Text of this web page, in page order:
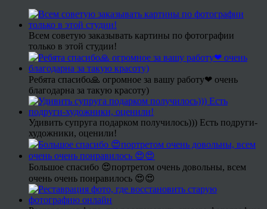
Всем советую заказывать картины по фотографии
только в этой студии!
Ребята спасибо🙏 огромное за вашу работу❤ очень
благодарна за такую красоту)
Удивить супруга подарком получилось))) Есть подруги-
художники, оценили!
Большое спасибо 😍портретом очень довольны, всем
очень очень понравилось 😍😍